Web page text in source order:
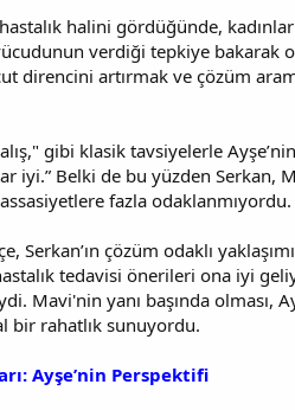
halini gördüğünde,
verdiği tepkiye
direncini artırmak ve çözüm
gibi klasik tavsiyelerle
iyi.” Belki de bu yüzden Serkan,
fazla odaklanmıyordu.
Serkan’ın çözüm odaklı
tedavisi önerileri ona iyi
Mavi'nin yanı başında olması,
bir rahatlık sunuyordu.
Ayşe’nin Perspektifi